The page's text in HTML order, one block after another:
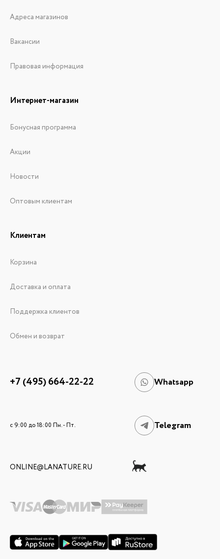
Адреса магазинов
Вакансии
Правовая информация
Интернет-магазин
Бонусная программа
Акции
Новости
Оптовым клиентам
Клиентам
Корзина
Доставка и оплата
Поддержка клиентов
Обмен и возврат
+7 (495) 664-22-22 Whatsapp
c 9:00 до 18:00 Пн. - Пт. Telegram
ONLINE@LANATURE.RU